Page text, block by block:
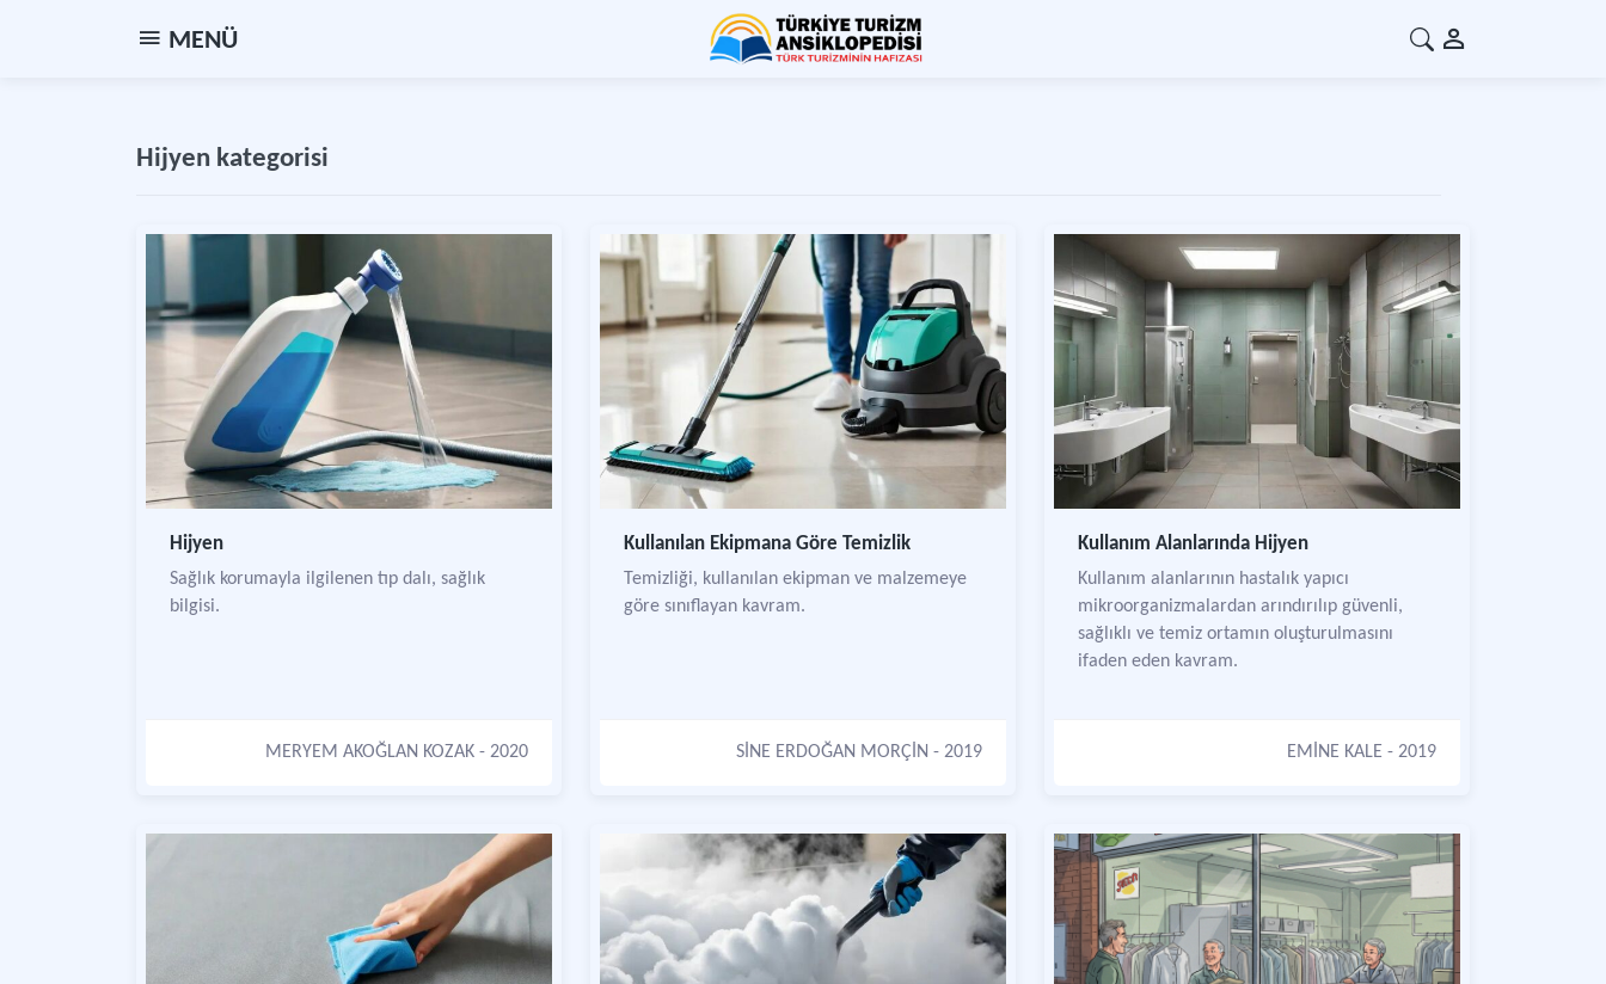
MENÜ
Hijyen kategorisi
Hijyen
Sağlık korumayla ilgilenen tıp dalı, sağlık
bilgisi.
MERYEM AKOĞLAN KOZAK - 2020
Kullanılan Ekipmana Göre Temizlik
Temizliği, kullanılan ekipman ve malzemeye
göre sınıflayan kavram.
SİNE ERDOĞAN MORÇİN - 2019
Kullanım Alanlarında Hijyen
Kullanım alanlarının hastalık yapıcı
mikroorganizmalardan arındırılıp güvenli,
sağlıklı ve temiz ortamın oluşturulmasını
ifaden eden kavram.
EMİNE KALE - 2019